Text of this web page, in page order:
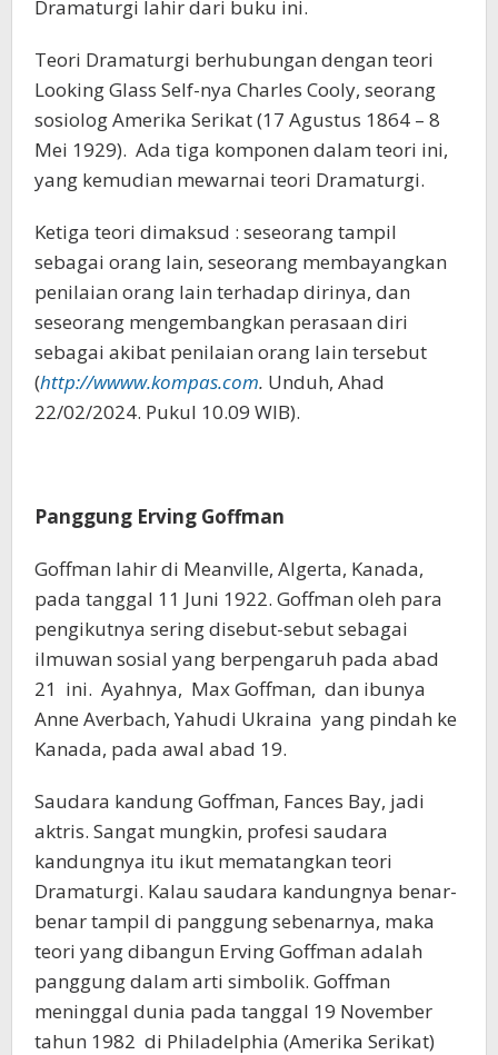
Dramaturgi lahir dari buku ini.
Teori Dramaturgi berhubungan dengan teori
Looking Glass Self-nya Charles Cooly, seorang
sosiolog Amerika Serikat (17 Agustus 1864 – 8
Mei 1929). Ada tiga komponen dalam teori ini,
yang kemudian mewarnai teori Dramaturgi.
Ketiga teori dimaksud : seseorang tampil
sebagai orang lain, seseorang membayangkan
penilaian orang lain terhadap dirinya, dan
seseorang mengembangkan perasaan diri
sebagai akibat penilaian orang lain tersebut
(http://wwww.kompas.com. Unduh, Ahad
22/02/2024. Pukul 10.09 WIB).
Panggung Erving Goffman
Goffman lahir di Meanville, Algerta, Kanada,
pada tanggal 11 Juni 1922. Goffman oleh para
pengikutnya sering disebut-sebut sebagai
ilmuwan sosial yang berpengaruh pada abad
21 ini. Ayahnya, Max Goffman, dan ibunya
Anne Averbach, Yahudi Ukraina yang pindah ke
Kanada, pada awal abad 19.
Saudara kandung Goffman, Fances Bay, jadi
aktris. Sangat mungkin, profesi saudara
kandungnya itu ikut mematangkan teori
Dramaturgi. Kalau saudara kandungnya benar-
benar tampil di panggung sebenarnya, maka
teori yang dibangun Erving Goffman adalah
panggung dalam arti simbolik. Goffman
meninggal dunia pada tanggal 19 November
tahun 1982 di Philadelphia (Amerika Serikat)